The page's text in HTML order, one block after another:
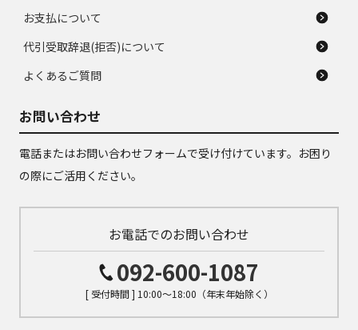
お支払について
代引受取辞退(拒否)について
よくあるご質問
お問い合わせ
電話またはお問い合わせフォームで受け付けています。お困り
の際にご活用ください。
お電話でのお問い合わせ
092-600-1087
[ 受付時間 ] 10:00～18:00（年末年始除く）